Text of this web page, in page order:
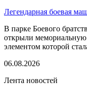
Легендарная боевая
В парке Боевого
открыли
элементом которой
06.08.2026
Лента новостей